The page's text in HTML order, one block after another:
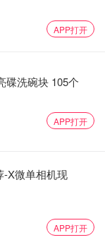
APP打开
碟洗碗块 105个
APP打开
-X微单相机现
APP打开